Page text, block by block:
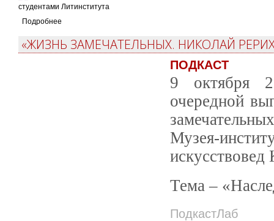
Подробнее
«ЖИЗНЬ ЗАМЕЧАТЕЛЬНЫХ. НИКОЛАЙ
ПОДКАСТ
9 октября
очередной
Музея-
искусствовед
Тема –
ПодкастЛаб